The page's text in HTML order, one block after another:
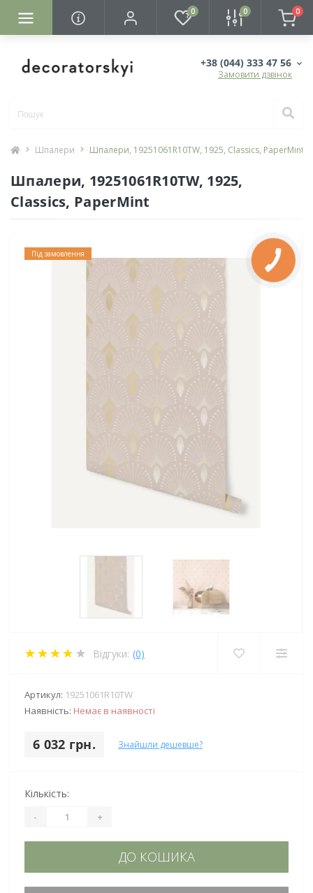
0 0 0
+38 (044) 333 47 56
Замовити дзвінок
Шпалери Шпалери, 19251061R10TW, 1925, Classics, PaperMint
Шпалери, 19251061R10TW, 1925,
Classics, PaperMint
Під замовлення
Відгуки: (0)
Артикул: 19251061R10TW
Наявність: Немає в наявності
6 032 грн. Знайшли дешевше?
Кількість:
- +
ДО КОШИКА